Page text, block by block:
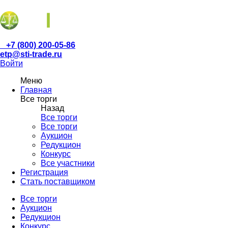
+7 (800) 200-05-86
etp@sti-trade.ru
Войти
Меню
Главная
Все торги
Назад
Все торги
Все торги
Аукцион
Редукцион
Конкурс
Все участники
Регистрация
Стать поставщиком
Все торги
Аукцион
Редукцион
Конкурс